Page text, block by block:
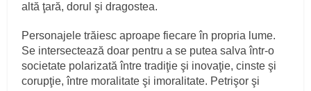
altă ţară, dorul şi dragostea.
Personajele trăiesc aproape fiecare în propria lume.
Se intersectează doar pentru a se putea salva într-o
societate polarizată între tradiţie şi inovaţie, cinste şi
corupţie, între moralitate şi imoralitate. Petrişor şi